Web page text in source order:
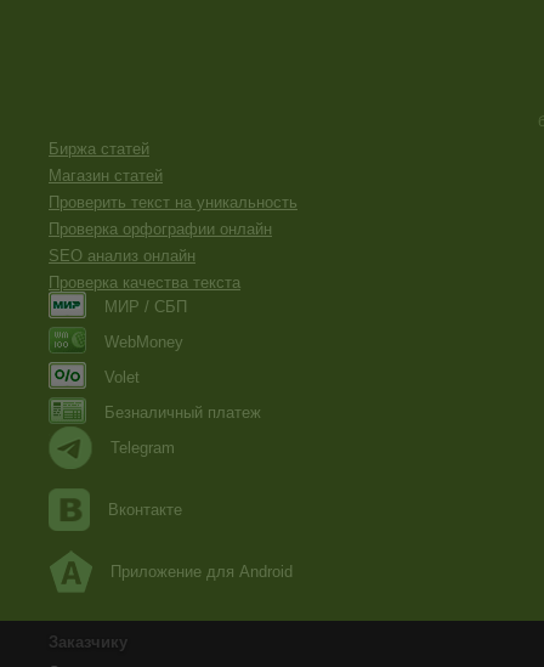
Биржа статей
Магазин статей
Проверить текст на уникальность
Проверка орфографии онлайн
SEO анализ онлайн
Проверка качества текста
МИР / СБП
WebMoney
Volet
Безналичный платеж
Telegram
Вконтакте
Приложение для Android
Заказчику